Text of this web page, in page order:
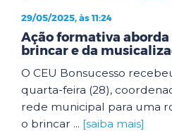
29/05/2025, às 11:24
Ação formativa
brincar e da
O CEU Bonsucesso
quarta-feira (28),
rede municipal para uma
o brincar ... [saiba mais]